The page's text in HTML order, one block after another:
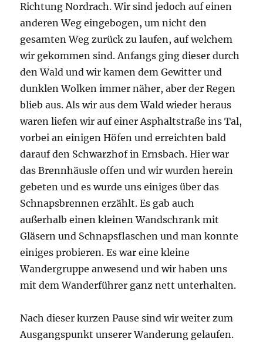
Richtung Nordrach. Wir sind jedoch auf einen
anderen Weg eingebogen, um nicht den
gesamten Weg zurück zu laufen, auf welchem
wir gekommen sind. Anfangs ging dieser durch
den Wald und wir kamen dem Gewitter und
dunklen Wolken immer näher, aber der Regen
blieb aus. Als wir aus dem Wald wieder heraus
waren liefen wir auf einer Asphaltstraße ins Tal,
vorbei an einigen Höfen und erreichten bald
darauf den Schwarzhof in Ernsbach. Hier war
das Brennhäusle offen und wir wurden herein
gebeten und es wurde uns einiges über das
Schnapsbrennen erzählt. Es gab auch
außerhalb einen kleinen Wandschrank mit
Gläsern und Schnapsflaschen und man konnte
einiges probieren. Es war eine kleine
Wandergruppe anwesend und wir haben uns
mit dem Wanderführer ganz nett unterhalten.
Nach dieser kurzen Pause sind wir weiter zum
Ausgangspunkt unserer Wanderung gelaufen.